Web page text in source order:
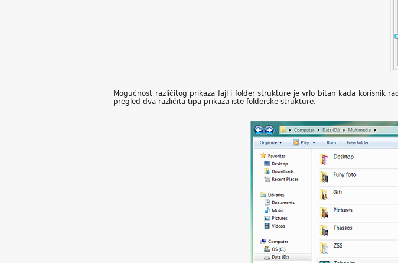
Mogućnost različitog prikaza fajl i folder strukture je vrlo bitan kada korisnik
pregled dva različita tipa prikaza iste folderske strukture.